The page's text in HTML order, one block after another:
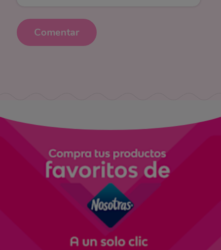
Comentar